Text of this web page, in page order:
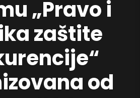
„Pravo i
zaštite
od